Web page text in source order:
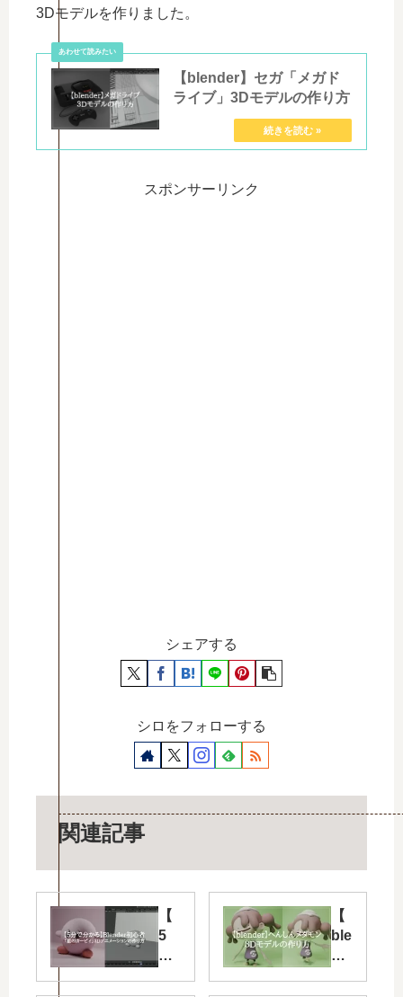
3Dモデルを作りました。
【blender】セガ「メガド
ライブ」3Dモデルの作り方
スポンサーリンク
シェアする
シロをフォローする
関連記事
【
5
分
【
ble
nd